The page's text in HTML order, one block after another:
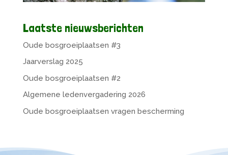
Laatste nieuwsberichten
Oude bosgroeiplaatsen #3
Jaarverslag 2025
Oude bosgroeiplaatsen #2
Algemene ledenvergadering 2026
Oude bosgroeiplaatsen vragen bescherming